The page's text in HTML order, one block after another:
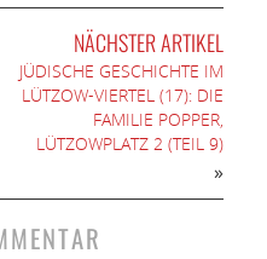
NÄCHSTER ARTIKEL
JÜDISCHE GESCHICHTE IM
LÜTZOW-VIERTEL (17): DIE
FAMILIE POPPER,
LÜTZOWPLATZ 2 (TEIL 9)
»